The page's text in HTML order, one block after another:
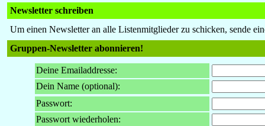
Newsletter schreiben
Um einen Newsletter an alle Listenmitglieder zu schicken, sende
Gruppen-Newsletter abonnieren!
Deine Emailaddresse:
Dein Name (optional):
Passwort:
Passwort wiederholen: